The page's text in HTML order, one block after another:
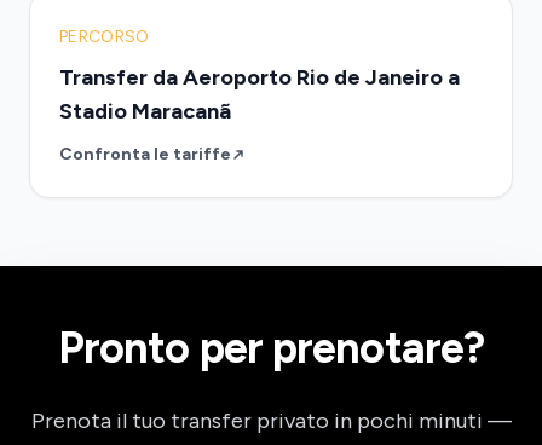
PERCORSO
Transfer da Aeroporto Rio de Janeiro a
Stadio Maracanã
Confronta le tariffe
Pronto per prenotare?
Prenota il tuo transfer privato in pochi minuti —